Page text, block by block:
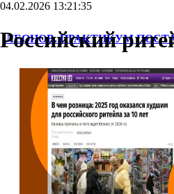
ЛЕОНОВ. ПРАКТИКУМ
Обо мне
Тренинги
Консультации
Мои книги
Сервисы
Контакты
04.02.2026 13:21:35
Российский